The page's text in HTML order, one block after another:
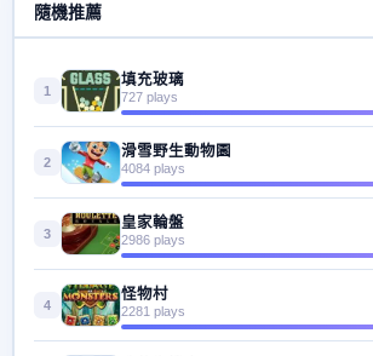
隨機推薦
1
填充玻璃
727 plays
2
滑雪野生動物園
4084 plays
3
皇家輪盤
2986 plays
4
怪物村
2281 plays